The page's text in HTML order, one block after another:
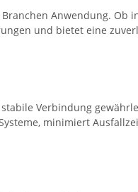
Anwendung.
und bietet eine
Verbindung
minimiert